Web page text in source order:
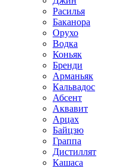
Расилья
Баканора
Орухо
Водка
Коньяк
Бренди
Арманьяк
Кальвадос
Абсент
Аквавит
Арцах
Байцзю
Граппа
Дистиллят
Кашаса